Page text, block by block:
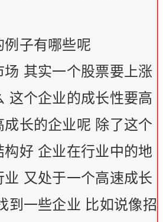
例子有哪些呢
其实一个股票要上涨
这个企业的成长性要高
长的企业呢 除了这个
好 企业在行业中的地
又处于一个高速成长
到一些企业 比如说像招